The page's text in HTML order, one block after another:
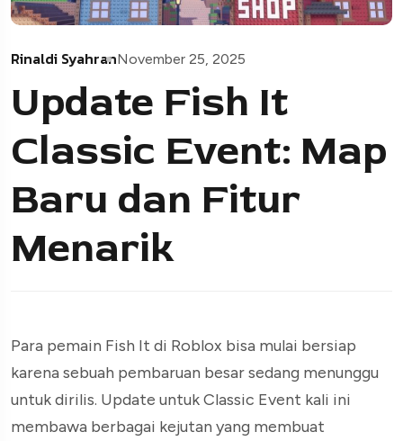
Rinaldi SyahranNovember 25, 2025
Update Fish It
Classic Event: Map
Baru dan Fitur
Menarik
Para pemain Fish It di Roblox bisa mulai bersiap
karena sebuah pembaruan besar sedang menunggu
untuk dirilis. Update untuk Classic Event kali ini
membawa berbagai kejutan yang membuat